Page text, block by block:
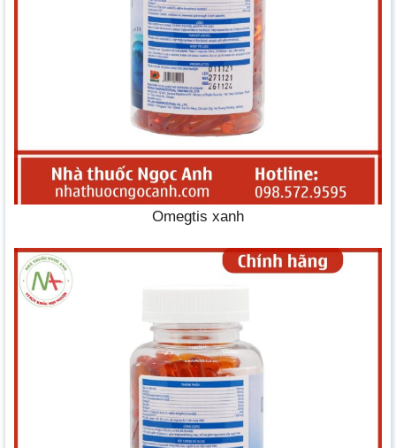
Omegtis xanh